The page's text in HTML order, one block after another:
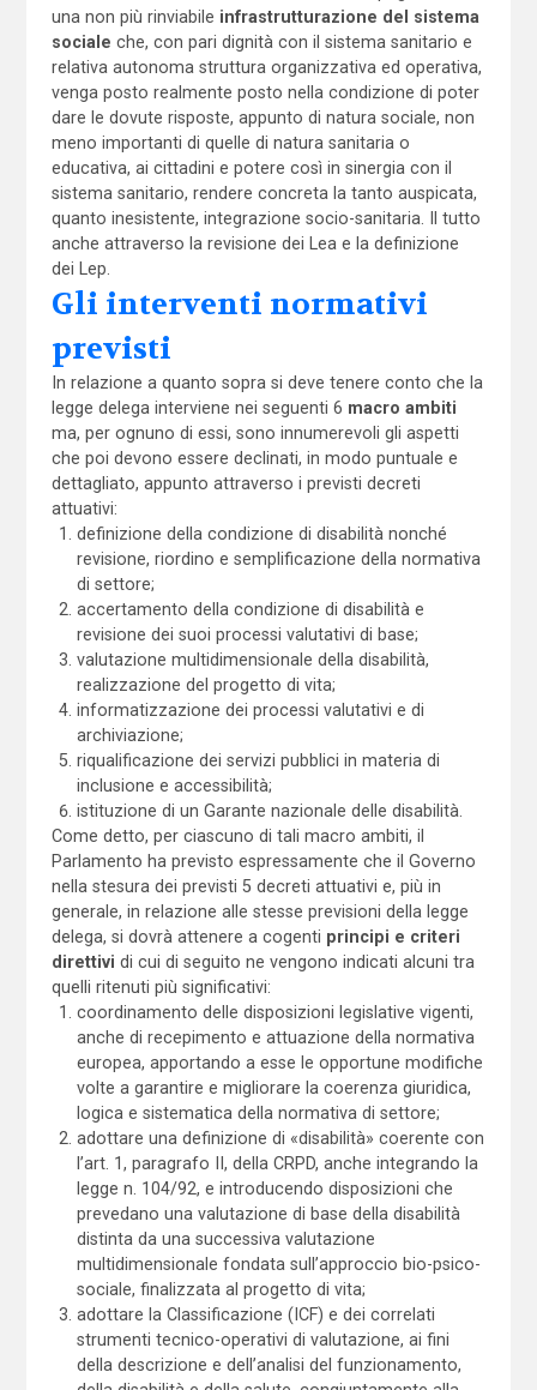
una non più rinviabile infrastrutturazione del sistema
sociale che, con pari dignità con il sistema sanitario e
relativa autonoma struttura organizzativa ed operativa,
venga posto realmente posto nella condizione di poter
dare le dovute risposte, appunto di natura sociale, non
meno importanti di quelle di natura sanitaria o
educativa, ai cittadini e potere così in sinergia con il
sistema sanitario, rendere concreta la tanto auspicata,
quanto inesistente, integrazione socio-sanitaria. Il tutto
anche attraverso la revisione dei Lea e la definizione
dei Lep.
Gli interventi normativi
previsti
In relazione a quanto sopra si deve tenere conto che la
legge delega interviene nei seguenti 6 macro ambiti
ma, per ognuno di essi, sono innumerevoli gli aspetti
che poi devono essere declinati, in modo puntuale e
dettagliato, appunto attraverso i previsti decreti
attuativi:
definizione della condizione di disabilità nonché
revisione, riordino e semplificazione della normativa
di settore;
accertamento della condizione di disabilità e
revisione dei suoi processi valutativi di base;
valutazione multidimensionale della disabilità,
realizzazione del progetto di vita;
informatizzazione dei processi valutativi e di
archiviazione;
riqualificazione dei servizi pubblici in materia di
inclusione e accessibilità;
istituzione di un Garante nazionale delle disabilità.
Come detto, per ciascuno di tali macro ambiti, il
Parlamento ha previsto espressamente che il Governo
nella stesura dei previsti 5 decreti attuativi e, più in
generale, in relazione alle stesse previsioni della legge
delega, si dovrà attenere a cogenti principi e criteri
direttivi di cui di seguito ne vengono indicati alcuni tra
quelli ritenuti più significativi:
coordinamento delle disposizioni legislative vigenti,
anche di recepimento e attuazione della normativa
europea, apportando a esse le opportune modifiche
volte a garantire e migliorare la coerenza giuridica,
logica e sistematica della normativa di settore;
adottare una definizione di «disabilità» coerente con
l’art. 1, paragrafo II, della CRPD, anche integrando la
legge n. 104/92, e introducendo disposizioni che
prevedano una valutazione di base della disabilità
distinta da una successiva valutazione
multidimensionale fondata sull’approccio bio-psico-
sociale, finalizzata al progetto di vita;
adottare la Classificazione (ICF) e dei correlati
strumenti tecnico-operativi di valutazione, ai fini
della descrizione e dell’analisi del funzionamento,